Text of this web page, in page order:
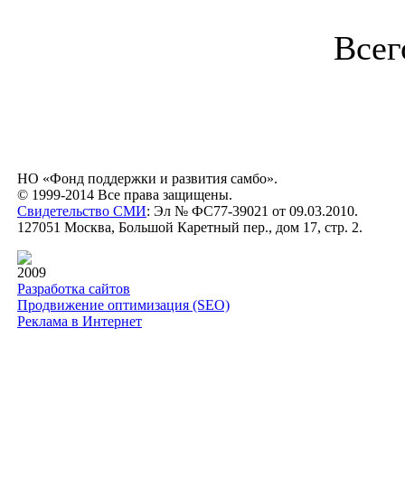
НО «Фонд поддержки и развития самбо».
© 1999-2014 Все права защищены.
Свидетельство СМИ: Эл № ФС77-39021 от 09.03.2010.
127051 Москва, Большой Каретный пер., дом 17, стр. 2.
2009
Разработка сайтов
Продвижение оптимизация (SEO)
Реклама в Интернет